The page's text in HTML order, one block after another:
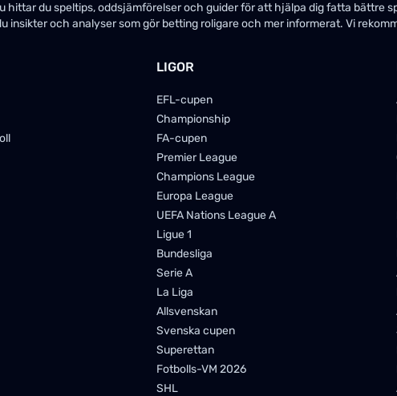
hittar du speltips, oddsjämförelser och guider för att hjälpa dig fatta bättre
insikter och analyser som gör betting roligare och mer informerat. Vi
LIGOR
EFL-cupen
Championship
FA-cupen
Premier League
Champions League
Europa League
UEFA Nations League A
Ligue 1
Bundesliga
Serie A
La Liga
Allsvenskan
Svenska cupen
Superettan
Fotbolls-VM 2026
SHL